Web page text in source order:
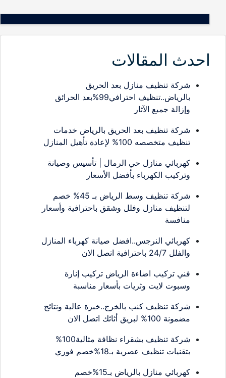
احدث المقالات
شركة تنظيف منازل بعد الحريق
بالرياض..تنظيف احترافي99%بعد الحرائق
وإزالة جميع الآثار
شركة تنظيف بعد الحريق بالرياض خدمات
تنظيف متخصصه 100% لإعادة تأهيل المنازل
كهربائي منازل حي الرمال | تأسيس وصيانة
وتركيب الكهرباء بأفضل الأسعار
شركة تنظيف وسط الرياض بـ 45% خصم
لتنظيف منازل وفلل وشقق باحترافية وأسعار
منافسة
كهربائي النرجس..افضل صيانة كهرباء المنازل
والفلل 24/7 باحترافية اتصل الان
فني تركيب اضاءة الرياض تركيب إنارة
وسبوت لايت وثريات بأسعار مناسبة
شركة تنظيف كنب بالخرج..خبرة عالية ونتائج
مضمونة 100% لبريق أثاثك اتصل الان
شركة تنظيف بشقراء نظافة مثالية100%
بتقنيات تنظيف عصرية بـ18%خصم فوري
كهربائي منازل بالرياض بـ15%خصم